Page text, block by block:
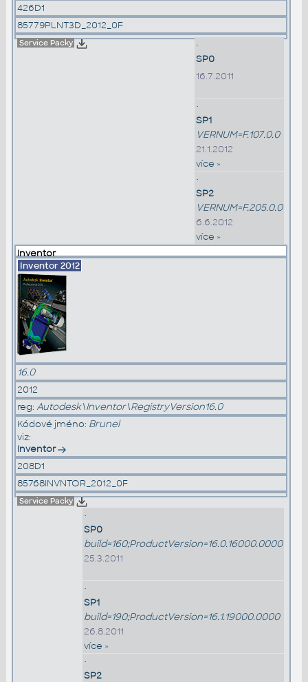
426D1
85779PLNT3D_2012_0F
Service Packy
•
SP0
16.7.2011
•
SP1
VERNUM=F.107.0.0
21.1.2012
více »
•
SP2
VERNUM=F.205.0.0
6.6.2012
více »
Inventor
Inventor 2012
16.0
2012
reg: Autodesk\Inventor\RegistryVersion16.0
Kódové jméno: Brunel
viz:
Inventor
208D1
85768INVNTOR_2012_0F
Service Packy
•
SP0
build=160;ProductVersion=16.0.16000.0000
25.3.2011
•
SP1
build=190;ProductVersion=16.1.19000.0000
26.8.2011
více »
•
SP2